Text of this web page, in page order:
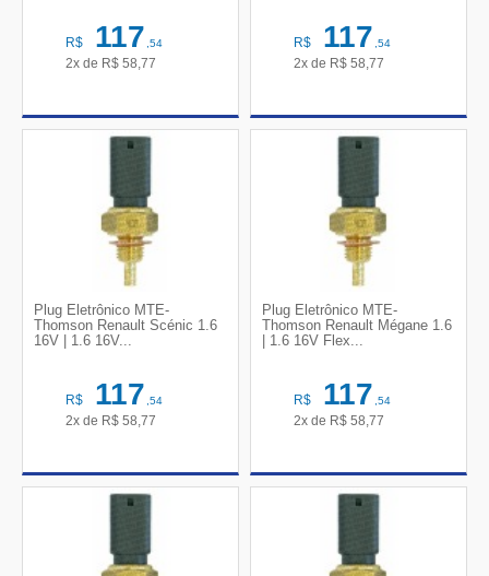
R$ 117,54
2x de R$ 58,77
R$ 117,54
2x de R$ 58,77
Plug Eletrônico MTE-
Thomson Renault Scénic 1.6
16V | 1.6 16V...
R$ 117,54
2x de R$ 58,77
Plug Eletrônico MTE-
Thomson Renault Mégane 1.6
| 1.6 16V Flex...
R$ 117,54
2x de R$ 58,77